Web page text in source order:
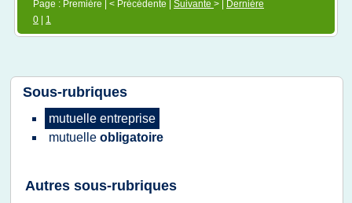
Page : Première | < Précédente | Suivante > |
Dernière
0
1
Sous-rubriques
mutuelle entreprise
mutuelle obligatoire
Autres sous-rubriques